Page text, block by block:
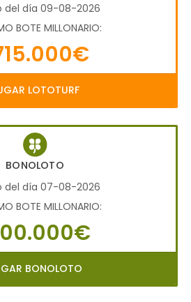
del día 09-08-2026
BOTE MILLONARIO:
LOTOTURF
BONOLOTO
del día 07-08-2026
BOTE MILLONARIO:
BONOLOTO